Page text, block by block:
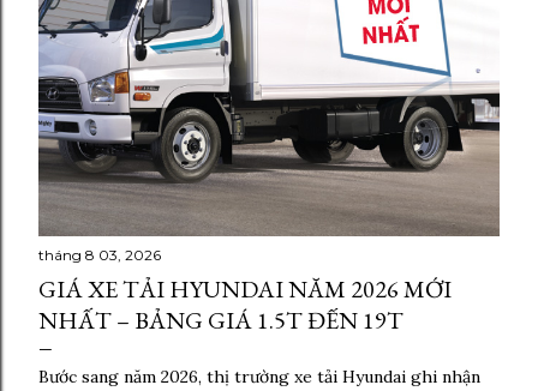
tháng 8 03, 2026
GIÁ XE TẢI HYUNDAI NĂM 2026 MỚI
NHẤT – BẢNG GIÁ 1.5T ĐẾN 19T
Bước sang năm 2026, thị trường xe tải Hyundai ghi nhận